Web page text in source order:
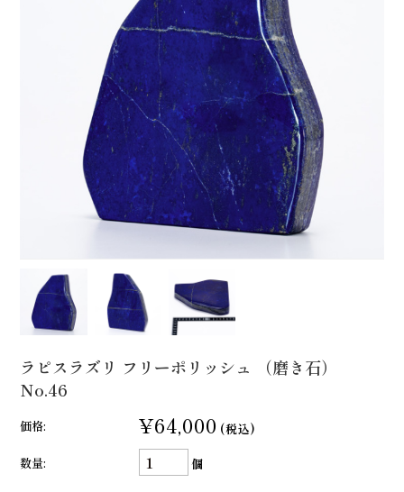
ラピスラズリ フリーポリッシュ （磨き石）
No.46
価格: ¥64,000 (税込)
数量:
個